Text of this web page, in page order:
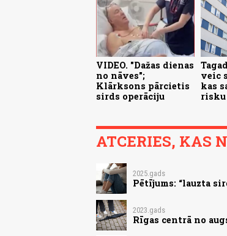
VIDEO. "Dažas dienas
no nāves";
Klārksons pārcietis
sirds operāciju
veic
kas
risku
ATCERIES, KAS
2025.gads
Pētījums: “lauzta
2023.gads
Rīgas centrā no